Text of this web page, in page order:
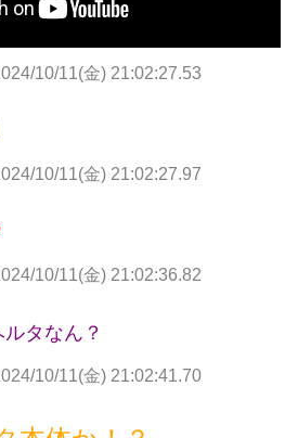
10/11(金) 21:02:27.53
10/11(金) 21:02:27.97
10/11(金) 21:02:36.82
タなん？
10/11(金) 21:02:41.70